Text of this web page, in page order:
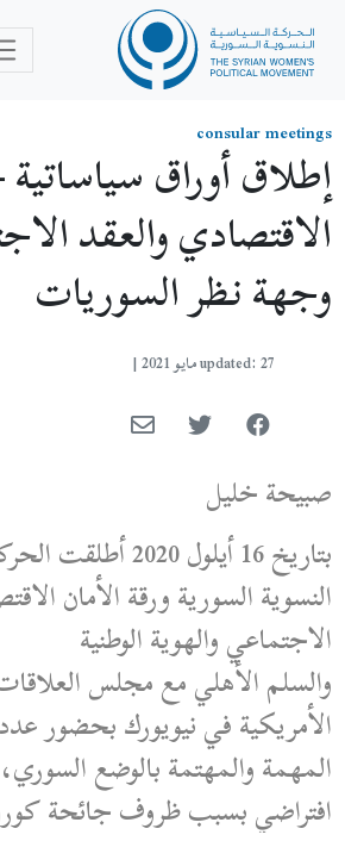
consular meetings
إطلاق أوراق سياساتية
الاقتصادي والعقد
وجهة نظر السوريات
updated: 27 مايو 2021 |
صبيحة خليل
بتاريخ 16 أيلول 2020
النسوية السورية ورقة الأمان
الاجتماعي والهوية الوطنية
والسلم الأهلي مع مجلس
الأمريكية في نيويورك بحضور
المهمة والمهتمة بالوضع
افتراضي بسبب ظروف جائحة